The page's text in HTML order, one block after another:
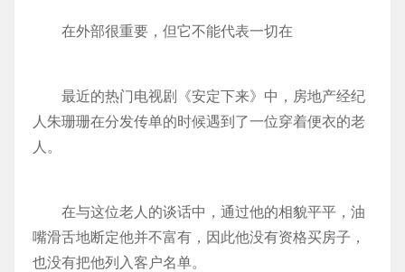
在外部很重要，但它不能代表一切在
最近的热门电视剧《安定下来》中，房地产经纪
人朱珊珊在分发传单的时候遇到了一位穿着便衣的老
人。
在与这位老人的谈话中，通过他的相貌平平，油
嘴滑舌地断定他并不富有，因此他没有资格买房子，
也没有把他列入客户名单。